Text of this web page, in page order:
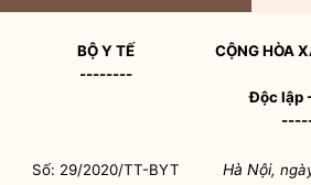
BỘ Y TẾ
--------
CỘNG HÒA
Độc lập
Số: 29/2020/TT-BYT Hà Nội,